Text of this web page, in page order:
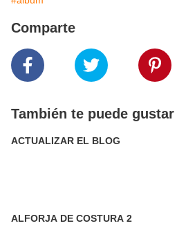
Comparte
También te puede gustar
ACTUALIZAR EL BLOG
ALFORJA DE COSTURA 2